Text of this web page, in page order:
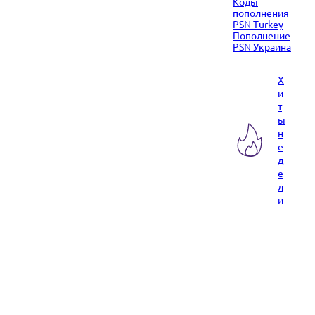
пополнения
PSN Turkey
Пополнение
PSN Украина
Х
и
т
ы
н
е
д
е
л
и